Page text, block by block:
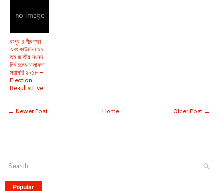
রংপুর-৪ পীরগাছা
এবং কাউনিয়া ১১
তম জাতীয় সংসদ
নির্বাচনের ফলাফল
সরাসরি ২০১৮ –
Election
Results Live
← Newer Post Older Post →
Home
Popular